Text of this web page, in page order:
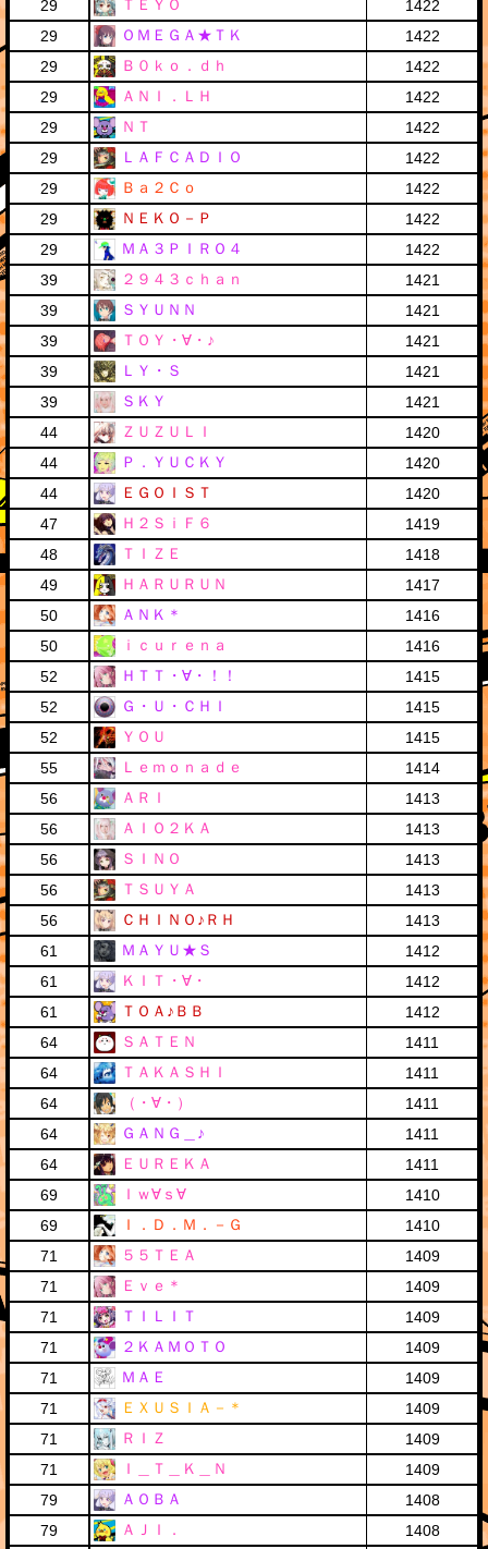
29
ＴＥＹＯ
1422
29
ＯＭＥＧＡ★ＴＫ
1422
29
Ｂ０ｋｏ．ｄｈ
1422
29
ＡＮＩ．ＬＨ
1422
29
ＮＴ
1422
29
ＬＡＦＣＡＤＩＯ
1422
29
Ｂａ２Ｃｏ
1422
29
ＮＥＫＯ－Ｐ
1422
29
ＭＡ３ＰＩＲＯ４
1422
39
２９４３ｃｈａｎ
1421
39
ＳＹＵＮＮ
1421
39
ＴＯＹ・∀・♪
1421
39
ＬＹ・Ｓ
1421
39
ＳＫＹ
1421
44
ＺＵＺＵＬＩ
1420
44
Ｐ．ＹＵＣＫＹ
1420
44
ＥＧＯＩＳＴ
1420
47
Ｈ２ＳｉＦ６
1419
48
ＴＩＺＥ
1418
49
ＨＡＲＵＲＵＮ
1417
50
ＡＮＫ＊
1416
50
ｉｃｕｒｅｎａ
1416
52
ＨＴＴ・∀・！！
1415
52
Ｇ・Ｕ・ＣＨＩ
1415
52
ＹＯＵ
1415
55
Ｌｅｍｏｎａｄｅ
1414
56
ＡＲＩ
1413
56
ＡＩＯ２ＫＡ
1413
56
ＳＩＮＯ
1413
56
ＴＳＵＹＡ
1413
56
ＣＨＩＮＯ♪ＲＨ
1413
61
ＭＡＹＵ★Ｓ
1412
61
ＫＩＴ・∀・
1412
61
ＴＯＡ♪ＢＢ
1412
64
ＳＡＴＥＮ
1411
64
ＴＡＫＡＳＨＩ
1411
64
（・∀・）
1411
64
ＧＡＮＧ＿♪
1411
64
ＥＵＲＥＫＡ
1411
69
Ｉｗ∀ｓ∀
1410
69
Ｉ．Ｄ．Ｍ．－Ｇ
1410
71
５５ＴＥＡ
1409
71
Ｅｖｅ＊
1409
71
ＴＩＬＩＴ
1409
71
２ＫＡＭＯＴＯ
1409
71
ＭＡＥ
1409
71
ＥＸＵＳＩＡ－＊
1409
71
ＲＩＺ
1409
71
Ｉ＿Ｔ＿Ｋ＿Ｎ
1409
79
ＡＯＢＡ
1408
79
ＡＪＩ．
1408